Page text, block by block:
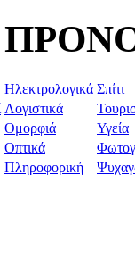
Ηλεκτρολογικά Σπίτι
Λογιστικά
Ομορφιά
Υγεία
Οπτικά
Πληροφορική